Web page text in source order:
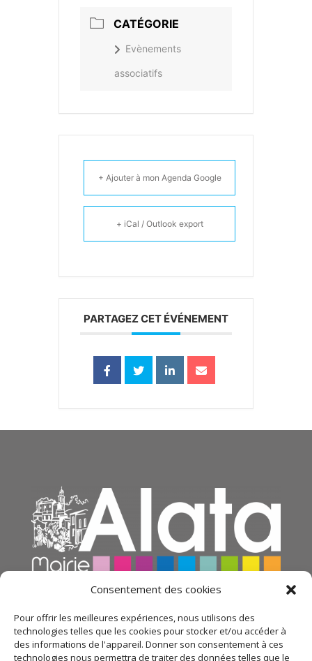
Consentement des cookies
Pour offrir les meilleures expériences, nous utilisons des
technologies telles que les cookies pour stocker et/ou accéder à
des informations de l'appareil. Donner son consentement à ces
technologies nous permettra de traiter des données telles que le
CATÉGORIE
Evènements
associatifs
+ Ajouter à mon Agenda Google
+ iCal / Outlook export
PARTAGEZ CET ÉVÉNEMENT